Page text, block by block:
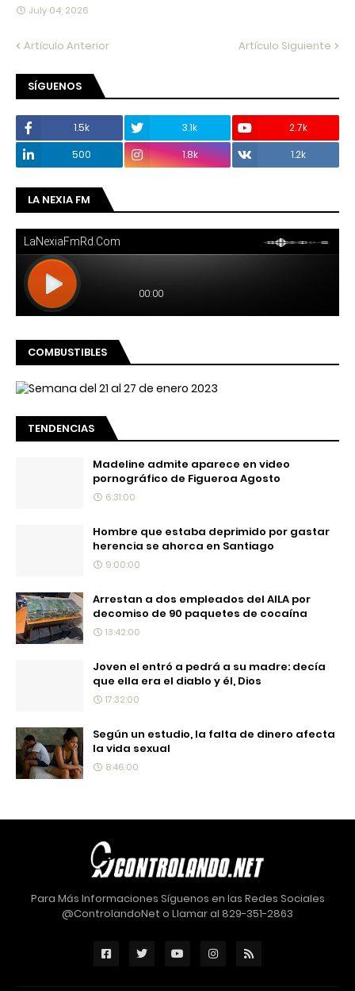
July 04, 2026
Artículo Anterior Artículo Siguiente
SÍGUENOS
1.5k 3.1k
2.7k
500
1.8k 1.2k
LA NEXIA FM
COMBUSTIBLES
TENDENCIAS
Madeline admite aparece en video
pornográfico de Figueroa Agosto
6:31:00
Hombre que estaba deprimido por gastar
herencia se ahorca en Santiago
9:00:00
Arrestan a dos empleados del AILA por
decomiso de 90 paquetes de cocaína
13:42:00
Joven el entró a pedrá a su madre: decía
que ella era el diablo y él, Dios
17:32:00
Según un estudio, la falta de dinero afecta
la vida sexual
8:46:00
Para Más Informaciones Síguenos en las Redes Sociales
@ControlandoNet o Llamar al 829-351-2863